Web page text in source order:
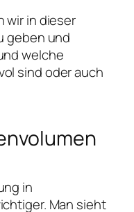
wir in dieser
geben und
welche
sind oder auch
in
Man sieht